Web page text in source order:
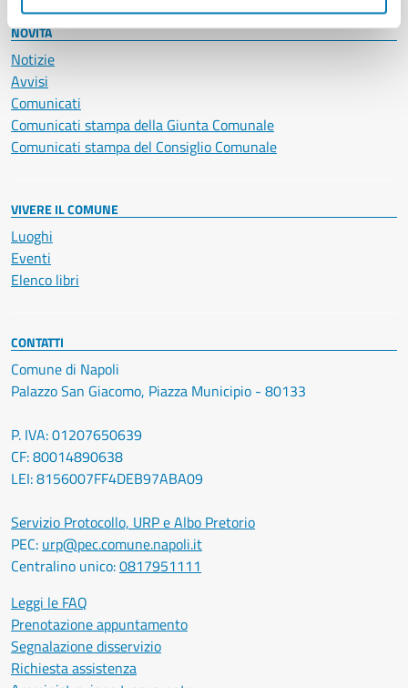
NOVITÀ
Notizie
Avvisi
Comunicati
Comunicati stampa della Giunta Comunale
Comunicati stampa del Consiglio Comunale
VIVERE IL COMUNE
Luoghi
Eventi
Elenco libri
CONTATTI
Comune di Napoli
Palazzo San Giacomo, Piazza Municipio - 80133
P. IVA: 01207650639
CF: 80014890638
LEI: 8156007FF4DEB97ABA09
Servizio Protocollo, URP e Albo Pretorio
PEC: urp@pec.comune.napoli.it
Centralino unico:0817951111
Leggi le FAQ
Prenotazione appuntamento
Segnalazione disservizio
Richiesta assistenza